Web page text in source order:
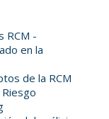
RCM -
en la
de la RCM